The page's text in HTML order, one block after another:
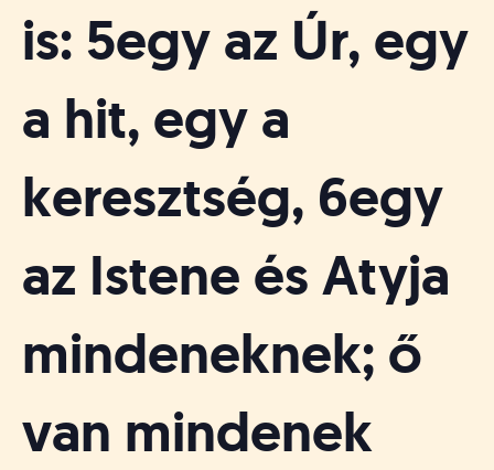
is: 5egy az Úr, egy
a hit, egy a
keresztség, 6egy
az Istene és Atyja
mindeneknek; ő
van mindenek